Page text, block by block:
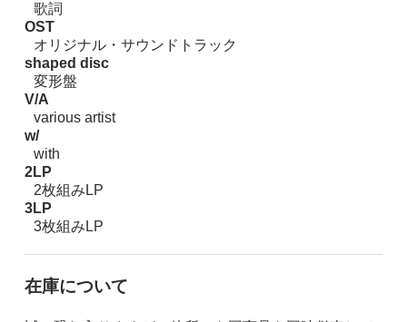
歌詞
OST
オリジナル・サウンドトラック
shaped disc
変形盤
V/A
various artist
w/
with
2LP
2枚組みLP
3LP
3枚組みLP
在庫について